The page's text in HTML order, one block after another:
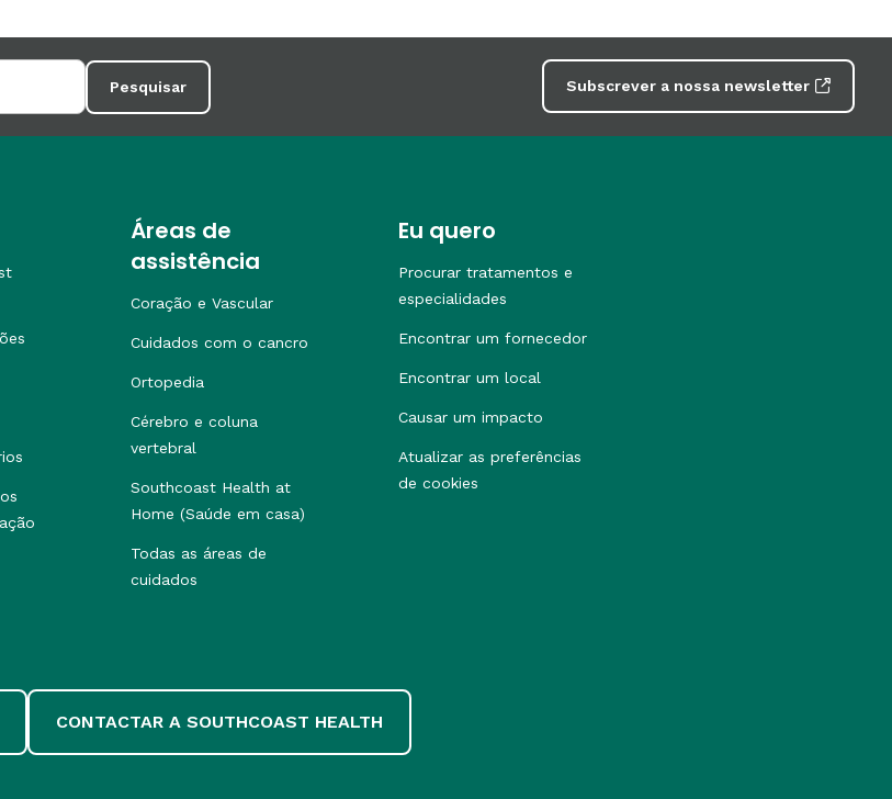
Pesquisar Subscrever a nossa newsletter
Áreas de
assistência
Coração e Vascular
Cuidados com o cancro
Ortopedia
Cérebro e coluna
vertebral
Southcoast Health at
Home (Saúde em casa)
Todas as áreas de
cuidados
Eu quero
Procurar tratamentos e
especialidades
Encontrar um fornecedor
Encontrar um local
Causar um impacto
Atualizar as preferências
de cookies
CONTACTAR A SOUTHCOAST HEALTH